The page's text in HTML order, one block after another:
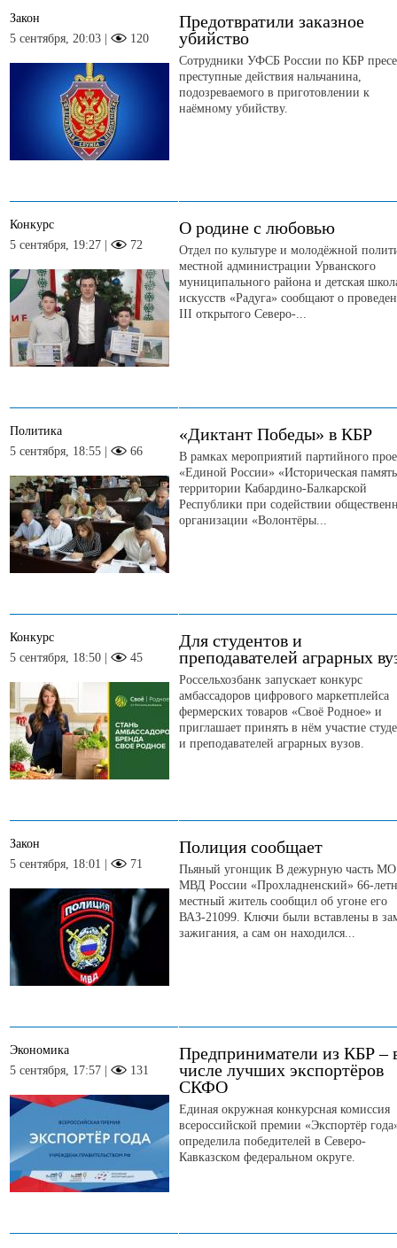
Закон
5 сентября, 20:03 |
120
Предотвратили заказное
убийство
Сотрудники УФСБ России по КБР
преступные действия нальчанина,
подозреваемого в приготовлении к
наёмному убийству.
Конкурс
5 сентября, 19:27 |
72
О родине с любовью
Отдел по культуре и молодёжной
местной администрации Урванского
муниципального района и детская
искусств «Радуга» сообщают о
III открытого Северо-...
Политика
5 сентября, 18:55 |
66
«Диктант Победы» в КБР
В рамках мероприятий партийного
«Единой России» «Историческая
территории Кабардино-Балкарской
Республики при содействии
организации «Волонтёры...
Конкурс
5 сентября, 18:50 |
45
Для студентов и
преподавателей аграрных
Россельхозбанк запускает конкурс
амбассадоров цифрового маркетплейса
фермерских товаров «Своё Родное» и
приглашает принять в нём участие
и преподавателей аграрных вузов.
Закон
5 сентября, 18:01 |
71
Полиция сообщает
Пьяный угонщик В дежурную часть МО
МВД России «Прохладненский» 66-
местный житель сообщил об угоне его
ВАЗ-21099. Ключи были вставлены в
зажигания, а сам он находился...
Экономика
5 сентября, 17:57 |
131
Предприниматели из КБР –
числе лучших экспортёров
СКФО
Единая окружная конкурсная комиссия
всероссийской премии «Экспортёр
определила победителей в Северо-
Кавказском федеральном округе.